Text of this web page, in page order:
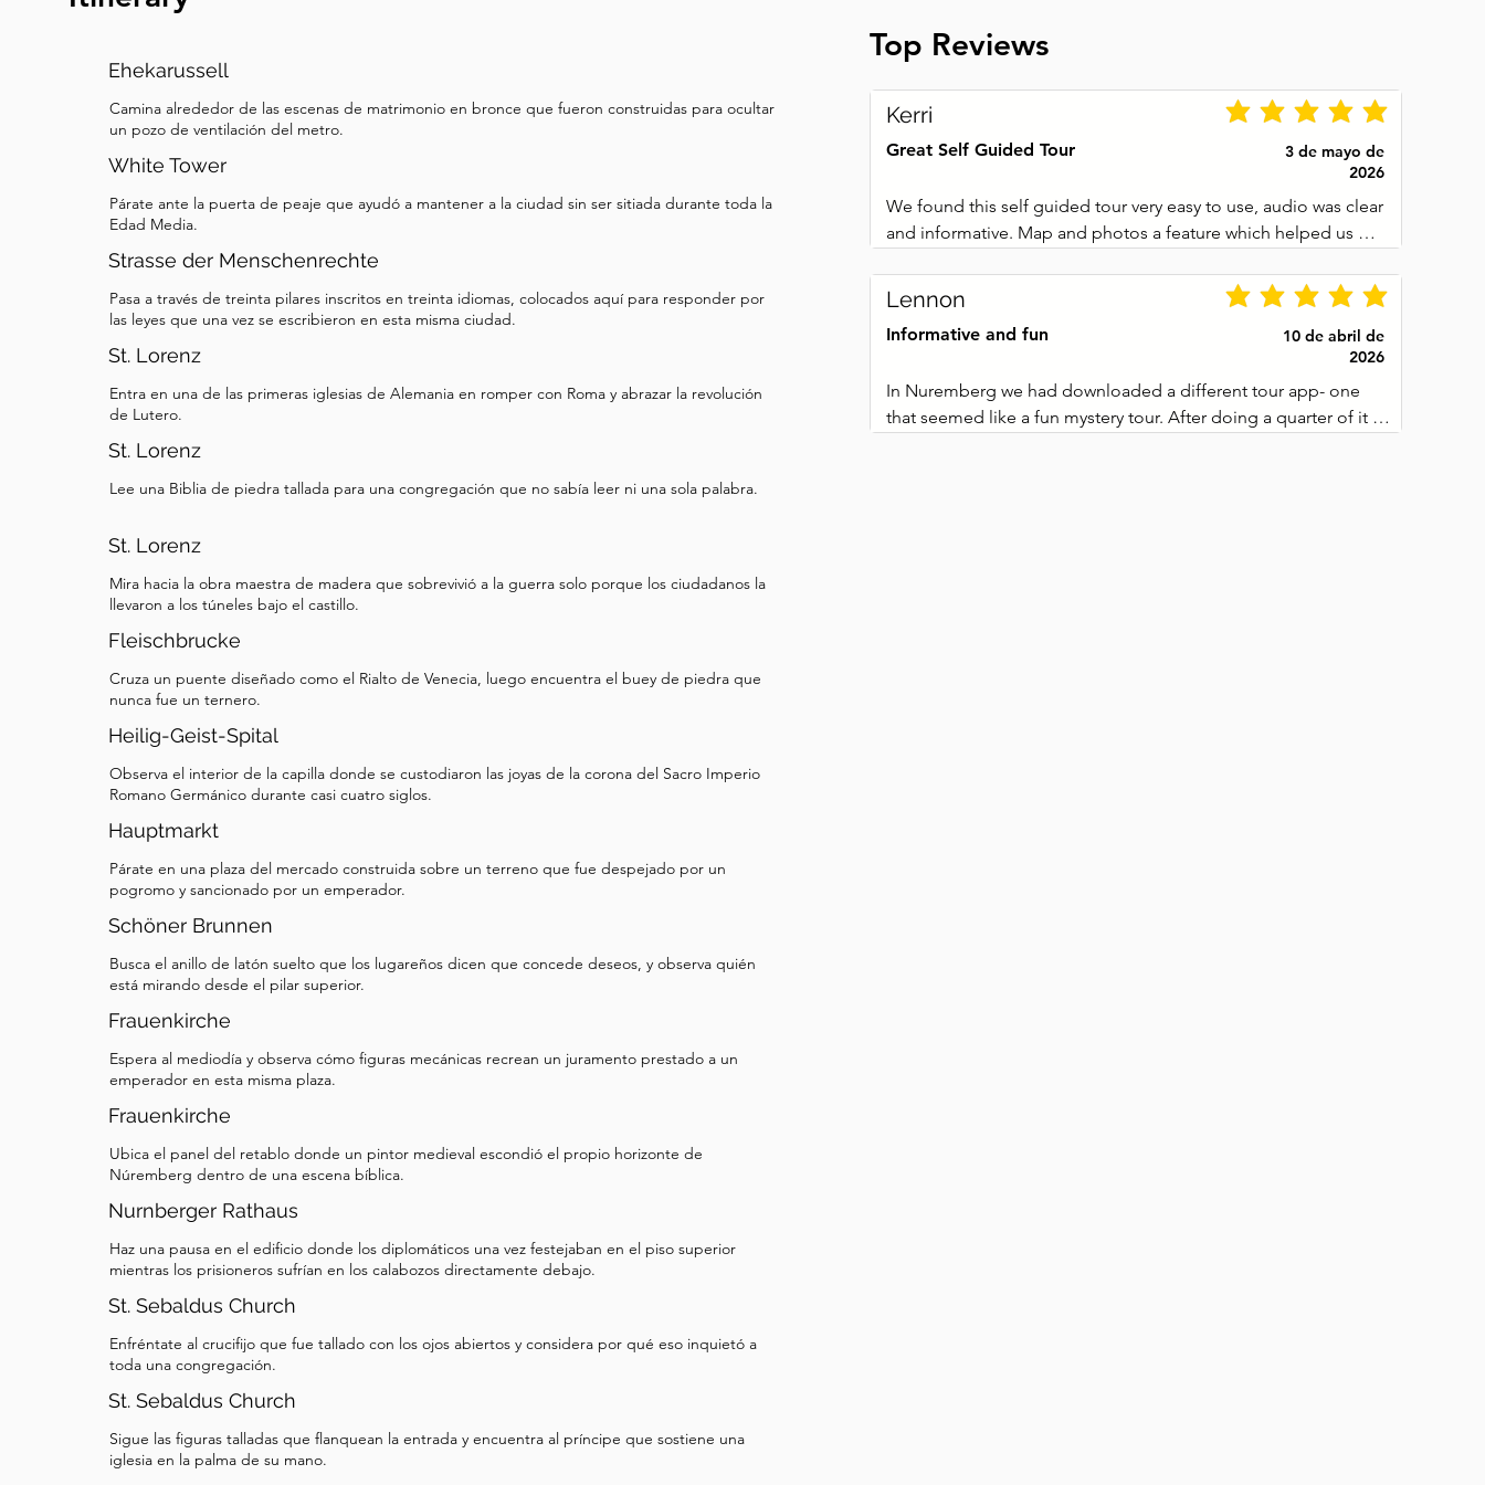
Nationalmuseum, que es el museo más grande de arte y cultura de Alemania.
continuemos hasta nuestra próxima parada. Mientras continuamos nuestro
recorrido por el esplendor medieval de Núremberg, quiero que mantengas
esta pregunta en mente: ¿Cómo se convirtió una ciudad famosa por el orden
imperial y la “identidad alemana” en el escenario perfecto para el régimen
ahora, sigue las instrucciones en el mapa para llegar a nuestro próximo
destino, que es una iglesia. A medida que te acercas a ella, escucha la
Ehekarussell
Camina alrededor de las escenas de matrimonio en bronce que fueron construidas para ocultar
un pozo de ventilación del metro.
White Tower
Párate ante la puerta de peaje que ayudó a mantener a la ciudad sin ser sitiada durante toda la
Edad Media.
Strasse der Menschenrechte
Pasa a través de treinta pilares inscritos en treinta idiomas, colocados aquí para responder por
las leyes que una vez se escribieron en esta misma ciudad.
St. Lorenz
Entra en una de las primeras iglesias de Alemania en romper con Roma y abrazar la revolución
de Lutero.
St. Lorenz
Lee una Biblia de piedra tallada para una congregación que no sabía leer ni una sola palabra.
St. Lorenz
Mira hacia la obra maestra de madera que sobrevivió a la guerra solo porque los ciudadanos la
llevaron a los túneles bajo el castillo.
Fleischbrucke
Cruza un puente diseñado como el Rialto de Venecia, luego encuentra el buey de piedra que
nunca fue un ternero.
Heilig-Geist-Spital
Observa el interior de la capilla donde se custodiaron las joyas de la corona del Sacro Imperio
Romano Germánico durante casi cuatro siglos.
Hauptmarkt
Párate en una plaza del mercado construida sobre un terreno que fue despejado por un
pogromo y sancionado por un emperador.
Schöner Brunnen
Busca el anillo de latón suelto que los lugareños dicen que concede deseos, y observa quién
está mirando desde el pilar superior.
Frauenkirche
Espera al mediodía y observa cómo figuras mecánicas recrean un juramento prestado a un
emperador en esta misma plaza.
Frauenkirche
Ubica el panel del retablo donde un pintor medieval escondió el propio horizonte de
Núremberg dentro de una escena bíblica.
Nurnberger Rathaus
Haz una pausa en el edificio donde los diplomáticos una vez festejaban en el piso superior
mientras los prisioneros sufrían en los calabozos directamente debajo.
St. Sebaldus Church
Enfréntate al crucifijo que fue tallado con los ojos abiertos y considera por qué eso inquietó a
toda una congregación.
St. Sebaldus Church
Sigue las figuras talladas que flanquean la entrada y encuentra al príncipe que sostiene una
iglesia en la palma de su mano.
Top Reviews
Kerri
Great Self Guided Tour
3 de mayo de
2026
We found this self guided tour very easy to use, audio was clear
and informative. Map and photos a feature which helped us
Lennon
Informative and fun
10 de abril de
2026
In Nuremberg we had downloaded a different tour app- one
that seemed like a fun mystery tour. After doing a quarter of it